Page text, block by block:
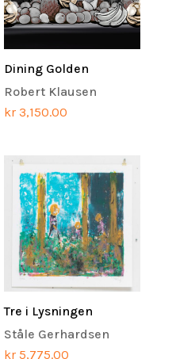
Dining Golden
Robert Klausen
kr 3,150.00
Tre i Lysningen
Ståle Gerhardsen
kr 5,775.00